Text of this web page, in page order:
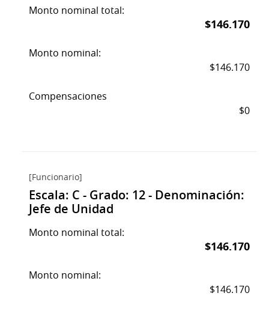
Monto nominal total:
$146.170
Monto nominal:
$146.170
Compensaciones
$0
[Funcionario]
Escala: C - Grado: 12 - Denominación:
Jefe de Unidad
Monto nominal total:
$146.170
Monto nominal:
$146.170